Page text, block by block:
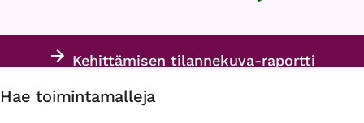
Kehittämisen tilannekuva-raportti
Hae toimintamalleja